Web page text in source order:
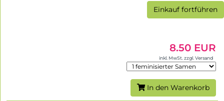
Einkauf fortführen
8.50 EUR
inkl. MwSt. zzgl. Versand
In den Warenkorb